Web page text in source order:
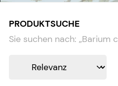
PRODUKTSUCHE
Sie suchen nach: „Barium